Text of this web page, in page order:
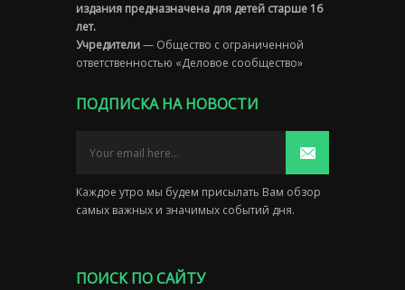
издания предназначена для детей старше 16
лет.
Учредители— Общество с ограниченной
ответственностью «Деловое сообщество»
ПОДПИСКА НА НОВОСТИ
Каждое утро мы будем присылать Вам обзор
самых важных и значимых событий дня.
ПОИСК ПО САЙТУ